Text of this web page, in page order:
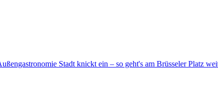
Platz weiter